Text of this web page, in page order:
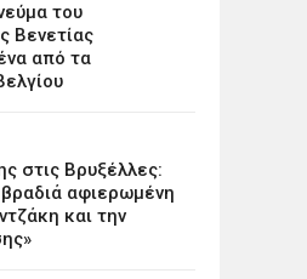
του
Βενετίας
από τα
στις Βρυξέλλες:
αφιερωμένη
και την